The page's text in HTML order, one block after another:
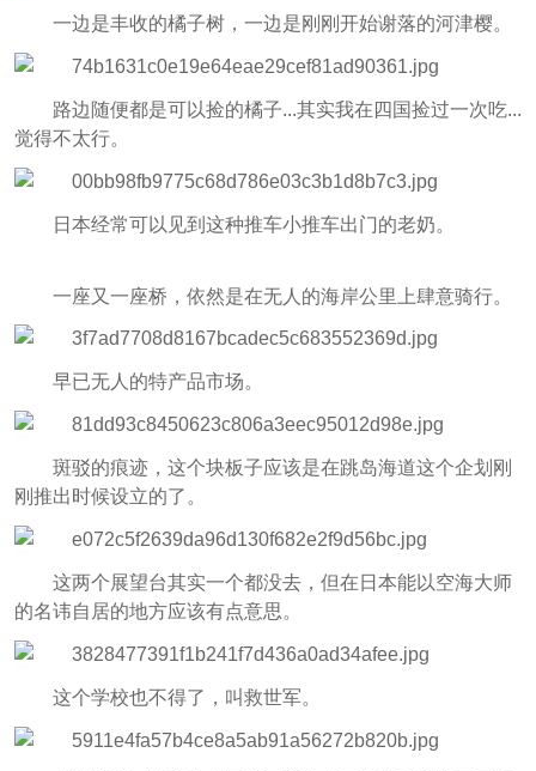
一边是丰收的橘子树，一边是刚刚开始谢落的河津樱。
路边随便都是可以捡的橘子...其实我在四国捡过一次吃...
觉得不太行。
日本经常可以见到这种推车小推车出门的老奶。
一座又一座桥，依然是在无人的海岸公里上肆意骑行。
早已无人的特产品市场。
斑驳的痕迹，这个块板子应该是在跳岛海道这个企划刚
刚推出时候设立的了。
这两个展望台其实一个都没去，但在日本能以空海大师
的名讳自居的地方应该有点意思。
这个学校也不得了，叫救世军。